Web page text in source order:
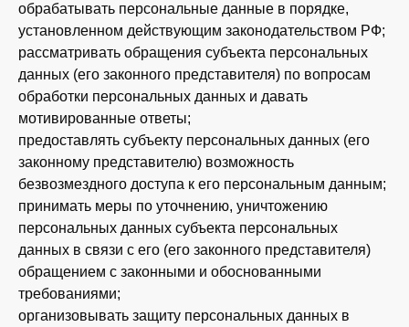
обрабатывать персональные данные в порядке,
установленном действующим законодательством РФ;
рассматривать обращения субъекта персональных
данных (его законного представителя) по вопросам
обработки персональных данных и давать
мотивированные ответы;
предоставлять субъекту персональных данных (его
законному представителю) возможность
безвозмездного доступа к его персональным данным;
принимать меры по уточнению, уничтожению
персональных данных субъекта персональных
данных в связи с его (его законного представителя)
обращением с законными и обоснованными
требованиями;
организовывать защиту персональных данных в